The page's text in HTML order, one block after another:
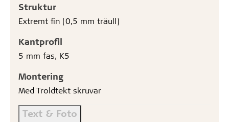
Struktur
Extremt fin (0,5 mm träull)
Kantprofil
5 mm fas, K5
Montering
Med Troldtekt skruvar
Text & Foto